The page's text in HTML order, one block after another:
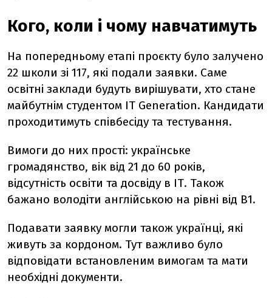
Кого, коли і чому навчатимуть
На попередньому етапі проєкту було залучено
22 школи зі 117, які подали заявки. Саме
освітні заклади будуть вирішувати, хто стане
майбутнім студентом ІТ Generation. Кандидати
проходитимуть співбесіду та тестування.
Вимоги до них прості: українське
громадянство, вік від 21 до 60 років,
відсутність освіти та досвіду в ІТ. Також
бажано володіти англійською на рівні від В1.
Подавати заявку могли також українці, які
живуть за кордоном. Тут важливо було
відповідати встановленим вимогам та мати
необхідні документи.